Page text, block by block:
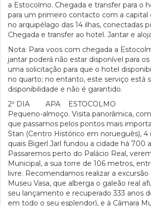
a Estocolmo. Chegada e transfer para o
para um primeiro contacto com a capital
no arquipélago das 14 ilhas, conectadas
Chegada e transfer ao hotel. Jantar e
Nota: Para voos com chegada a
jantar poderá não estar disponível para
uma solicitação para que o hotel
no quarto; no entanto, este serviço está
disponibilidade e não é garantido.
2º DIA APA ESTOCOLMO
Pequeno-almoço. Visita panorâmica,
que passamos pelos pontos mais
Stan (Centro Histórico em norueguês), 4
quais Bigerl Jarl fundou a cidade há 700
Passaremos perto do Palácio Real,
Municipal, a sua torre de 106 metros,
livre. Recomendamos realizar a excursão
Museu Vasa, que alberga o galeão real
seu lançamento e recuperado 333 anos
em todo o seu esplendor), e à Câmara